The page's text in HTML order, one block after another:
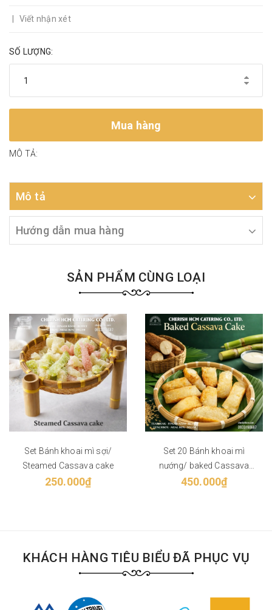
Viết nhận xét
SỐ LƯỢNG:
Mua hàng
MÔ TẢ:
Mô tả
Hướng dẫn mua hàng
SẢN PHẨM CÙNG LOẠI
Set Bánh khoai mì sợi/
Steamed Cassava cake
250.000₫
Set 20 Bánh khoai mì
nướng/ baked Cassava
cake
450.000₫
KHÁCH HÀNG TIÊU BIỂU ĐÃ PHỤC VỤ